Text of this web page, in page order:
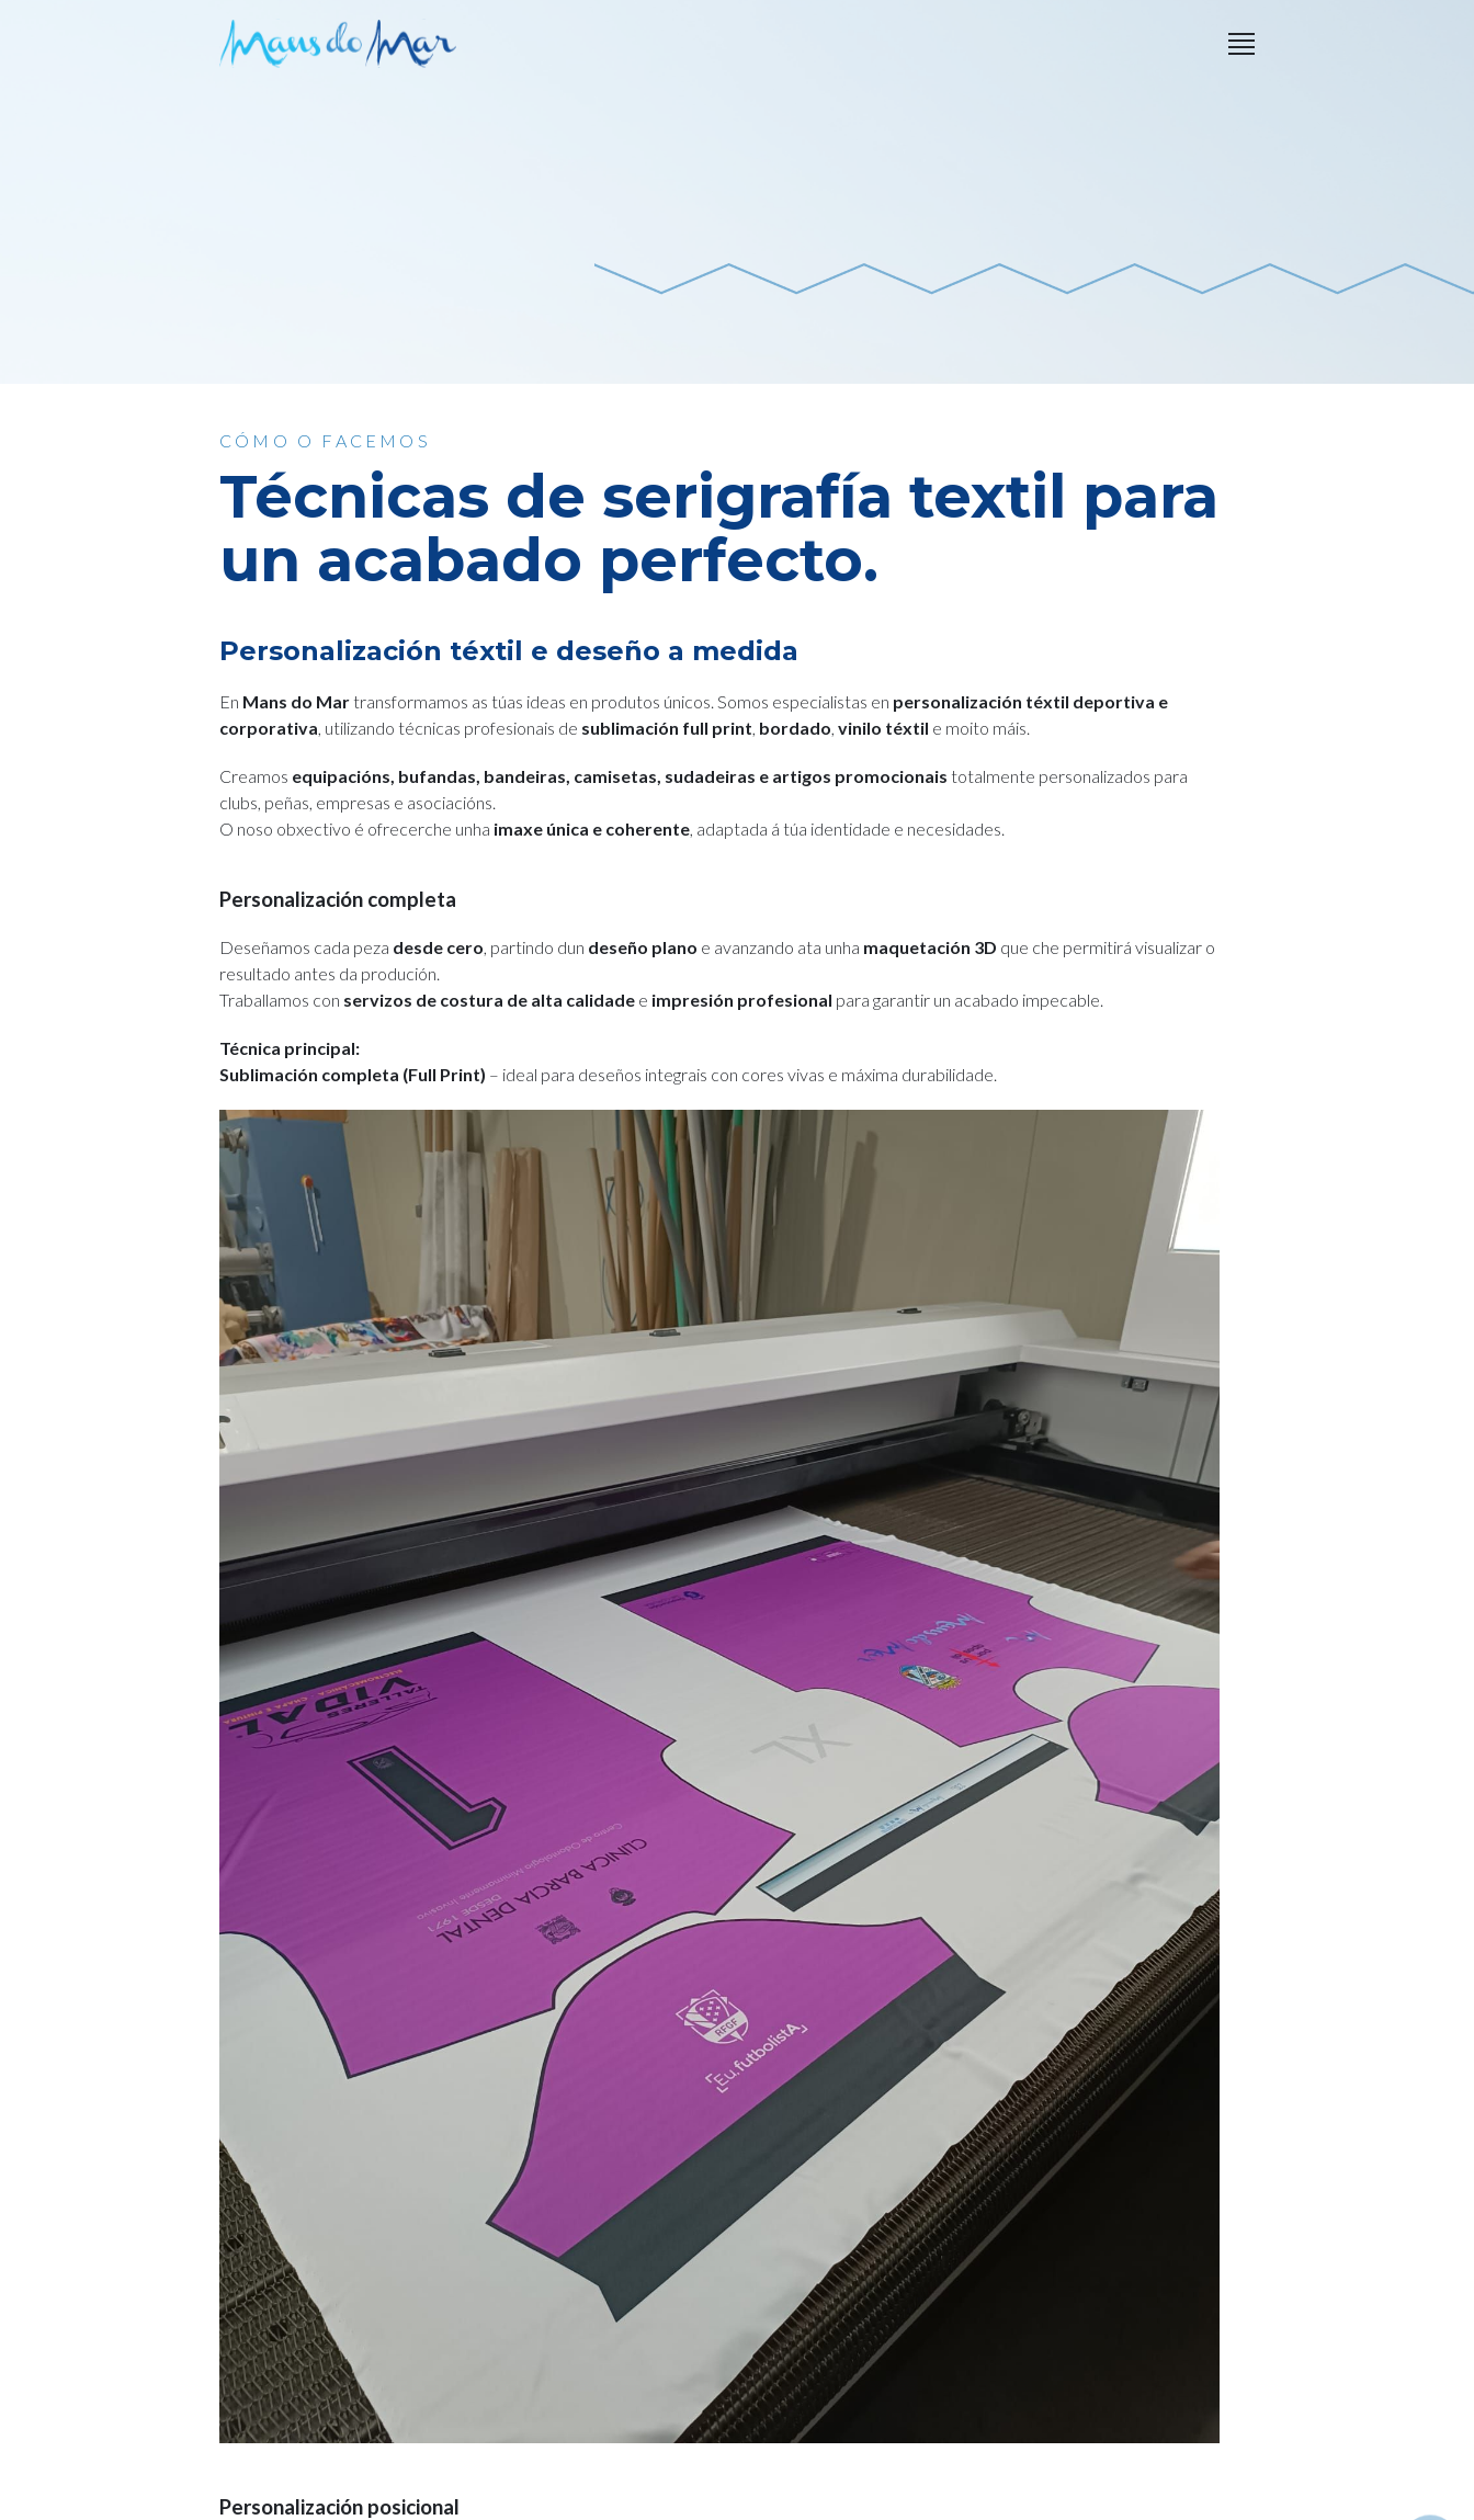
CÓMO O FACEMOS
Técnicas de serigrafía textil para
un acabado perfecto.
Personalización téxtil e deseño a medida
En Mans do Martransformamos as túas ideas en produtos únicos. Somos especialistas en personalización téxtil deportiva e
corporativa, utilizando técnicas profesionais de sublimación full print, bordado, vinilo téxtil e moito máis.
Creamos equipacións, bufandas, bandeiras, camisetas, sudadeiras e artigos promocionais totalmente personalizados para
clubs, peñas, empresas e asociacións.
O noso obxectivo é ofrecerche unha imaxe única e coherente, adaptada á túa identidade e necesidades.
Personalización completa
Deseñamos cada peza desde cero, partindo dun deseño plano e avanzando ata unha maquetación 3D que che permitirá visualizar o
resultado antes da produción.
Traballamos con servizos de costura de alta calidade e impresión profesional para garantir un acabado impecable.
Técnica principal:
Sublimación completa (Full Print) – ideal para deseños integrais con cores vivas e máxima durabilidade.
Personalización posicional